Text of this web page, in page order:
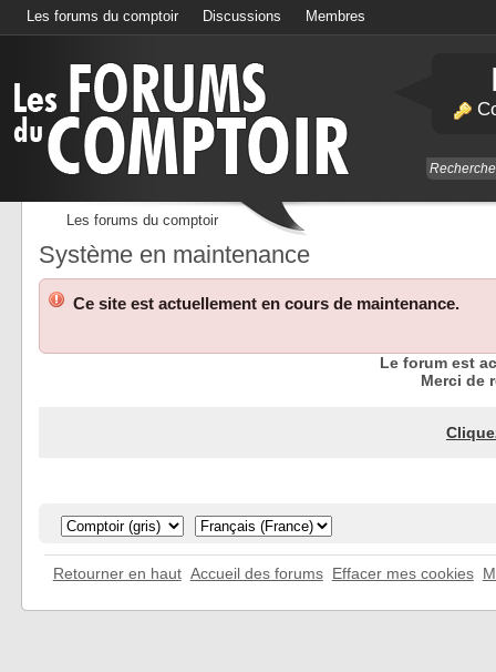
Les forums du comptoir Discussions Membres
Les forums du comptoir
Système en maintenance
Ce site est actuellement en cours de maintenance.
Le forum est
Merci de
Retourner en haut Accueil des forums Effacer mes cookies